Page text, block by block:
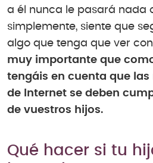
a él nunca le pasará nada
simplemente, siente que
algo que tenga que ver
muy importante que
tengáis en cuenta que las
de Internet se deben
de vuestros hijos.
Qué hacer si tu